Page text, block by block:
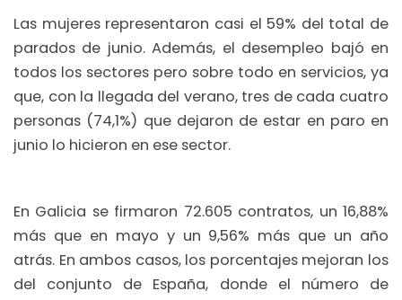
Las mujeres representaron casi el 59% del total de
parados de junio. Además, el desempleo bajó en
todos los sectores pero sobre todo en servicios, ya
que, con la llegada del verano, tres de cada cuatro
personas (74,1%) que dejaron de estar en paro en
junio lo hicieron en ese sector.
En Galicia se firmaron 72.605 contratos, un 16,88%
más que en mayo y un 9,56% más que un año
atrás. En ambos casos, los porcentajes mejoran los
del conjunto de España, donde el número de